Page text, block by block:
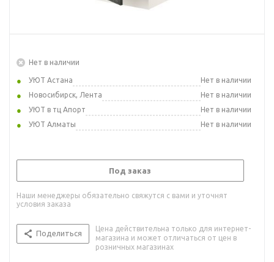
Нет в наличии
УЮТ Астана
Нет в наличии
Новосибирск, Лента
Нет в наличии
УЮТ в тц Апорт
Нет в наличии
УЮТ Алматы
Нет в наличии
Под заказ
Наши менеджеры обязательно свяжутся с вами и уточнят
условия заказа
Поделиться
Цена действительна только для интернет-
магазина и может отличаться от цен в
розничных магазинах